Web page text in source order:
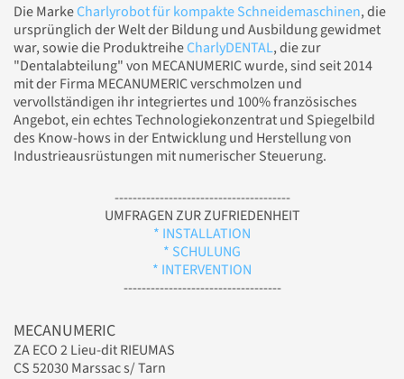
Die MarkeCharlyrobot für kompakte Schneidemaschinen, die
ursprünglich der Welt der Bildung und Ausbildung gewidmet
war, sowie die ProduktreiheCharlyDENTAL, die zur
"Dentalabteilung" von MECANUMERIC wurde, sind seit 2014
mit der Firma MECANUMERIC verschmolzen und
vervollständigen ihr integriertes und 100% französisches
Angebot, ein echtes Technologiekonzentrat und Spiegelbild
des Know-hows in der Entwicklung und Herstellung von
Industrieausrüstungen mit numerischer Steuerung.
---------------------------------------
UMFRAGEN ZUR ZUFRIEDENHEIT
* INSTALLATION
* SCHULUNG
* INTERVENTION
-----------------------------------
MECANUMERIC
ZA ECO 2 Lieu-dit RIEUMAS
CS 52030 Marssac s/ Tarn